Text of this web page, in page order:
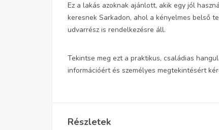
Ez a lakás azoknak ajánlott, akik egy jól
keresnek Sarkadon, ahol a kényelmes belső
udvarrész is rendelkezésre áll.
Tekintse meg ezt a praktikus, családias
információért és személyes megtekintésért
Részletek